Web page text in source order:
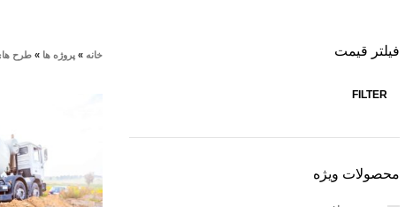
فیلتر قیمت
FILTER
محصولات ویژه
خانه » پروژه ها » طرح